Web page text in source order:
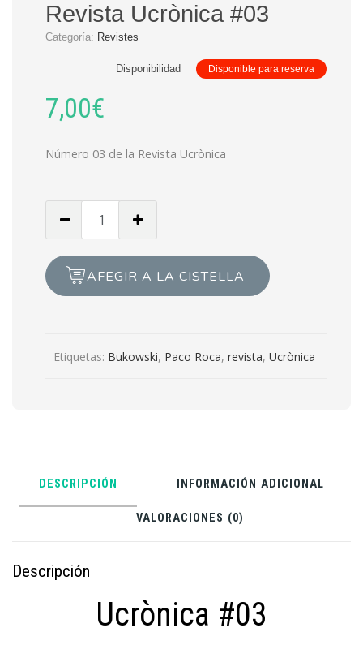
Revista Ucrònica #03
Categoría: Revistes
Disponibilidad Disponible para reserva
7,00€
Número 03 de la Revista Ucrònica
Ucrònica
#03
AFEGIR A LA CISTELLA
Etiquetas: Bukowski, Paco Roca, revista, Ucrònica
DESCRIPCIÓN INFORMACIÓN ADICIONAL
VALORACIONES (0)
Descripción
Ucrònica #03